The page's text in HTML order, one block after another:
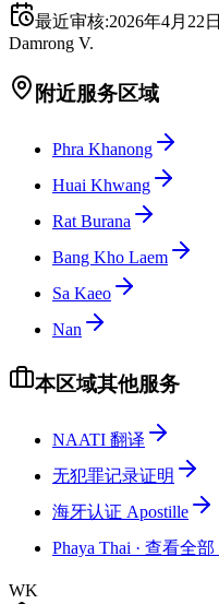
最近审核:2026年4月22日
Damrong V.
附近服务区域
Phra Khanong
Huai Khwang
Rat Burana
Bang Kho Laem
Sa Kaeo
Nan
本区域其他服务
NAATI 翻译
无犯罪记录证明
海牙认证 Apostille
Phaya Thai · 查看全部
WK